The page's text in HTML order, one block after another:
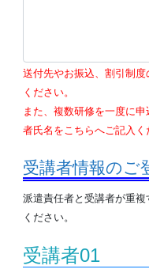
送付先やお振込、割引制
ください。
また、複数研修を一度に
者氏名をこちらへご記入く
受講者情報のご
派遣責任者と受講者が重
ください。
受講者01